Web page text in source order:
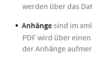
werden über das
Anhängesind im
PDF wird über
der Anhänge